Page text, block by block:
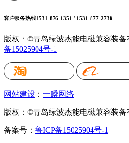
客户服务热线1531-876-1351 / 1531-877-2738
版权：©青岛绿波杰能电磁兼容装备
备15025904号-1
网站建设 ： 一瞬网络
版权：©青岛绿波杰能电磁兼容装备
备案号： 鲁ICP备15025904号-1